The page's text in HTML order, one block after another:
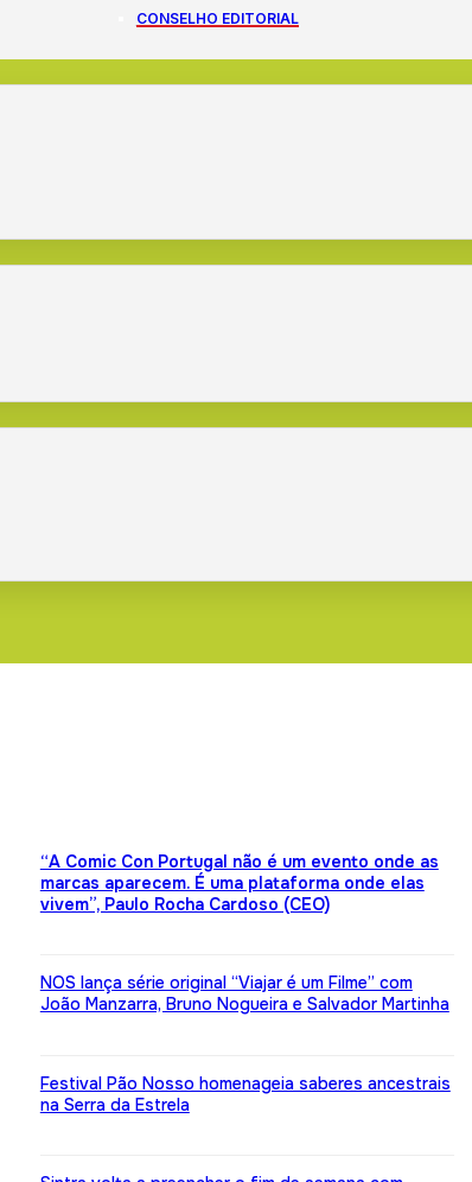
CONSELHO EDITORIAL
“A Comic Con Portugal não é um evento onde as
marcas aparecem. É uma plataforma onde elas
vivem”, Paulo Rocha Cardoso (CEO)
NOS lança série original “Viajar é um Filme” com
João Manzarra, Bruno Nogueira e Salvador Martinha
Festival Pão Nosso homenageia saberes ancestrais
na Serra da Estrela